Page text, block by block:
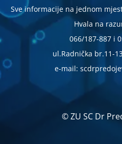
Sve informacije na jednom
Hvala na
066/187-887 i
ul.Radnička br.11-
e-mail:
© ZU SC Dr